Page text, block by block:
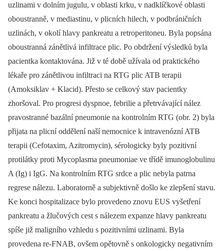
uzlinami v dolním jugulu, v oblasti krku, v nadklíčkové oblasti
oboustran­ně, v mediastinu, v plicních hilech, v podbráničních
uzlinách, v okolí hlavy pankreatu a retroperitoneu. Byla popsána
oboustran­ná zánětlivá infiltrace plic. Po obdržení výsledků byla
pa­cientka kontaktována. Již v té době užívala od praktického
lékaře pro zánětlivou infiltraci na RTG plic ATB terapii
(Amoksiklav + Klacid). Přesto se celkový stav pa­cientky
zhoršoval. Pro progresi dyspnoe, febrilie a přetrvávající nález
pravostran­né bazální pneumonie na kontrolním RTG (obr. 2) byla
přijata na plicní oddělení naší nemocnice k intravenózní ATB
terapii (Cefotaxim, Azitromycin), sérologicky byly pozitivní
protilátky proti Mycoplasma pneumoniae ve třídě imunoglobulinu
A (Ig) i IgG. Na kontrolním RTG srdce a plic nebyla patrna
regrese nálezu. Laboratorně a subjektivně došlo ke zlepšení stavu.
Ke konci hospitalizace bylo provedeno znovu EUS vyšetření
pankreatu a žlučových cest s nálezem expanze hlavy pankreatu
spíše již maligního vzhledu s pozitivními uzlinami. Byla
provedena re-FNAB, ovšem opětovně s onkologicky negativním